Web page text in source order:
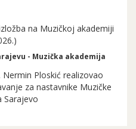
na Muzičkoj akademiji
- Muzička akademija
Nermin Ploskić realizovao
za nastavnike Muzičke
Sarajevo